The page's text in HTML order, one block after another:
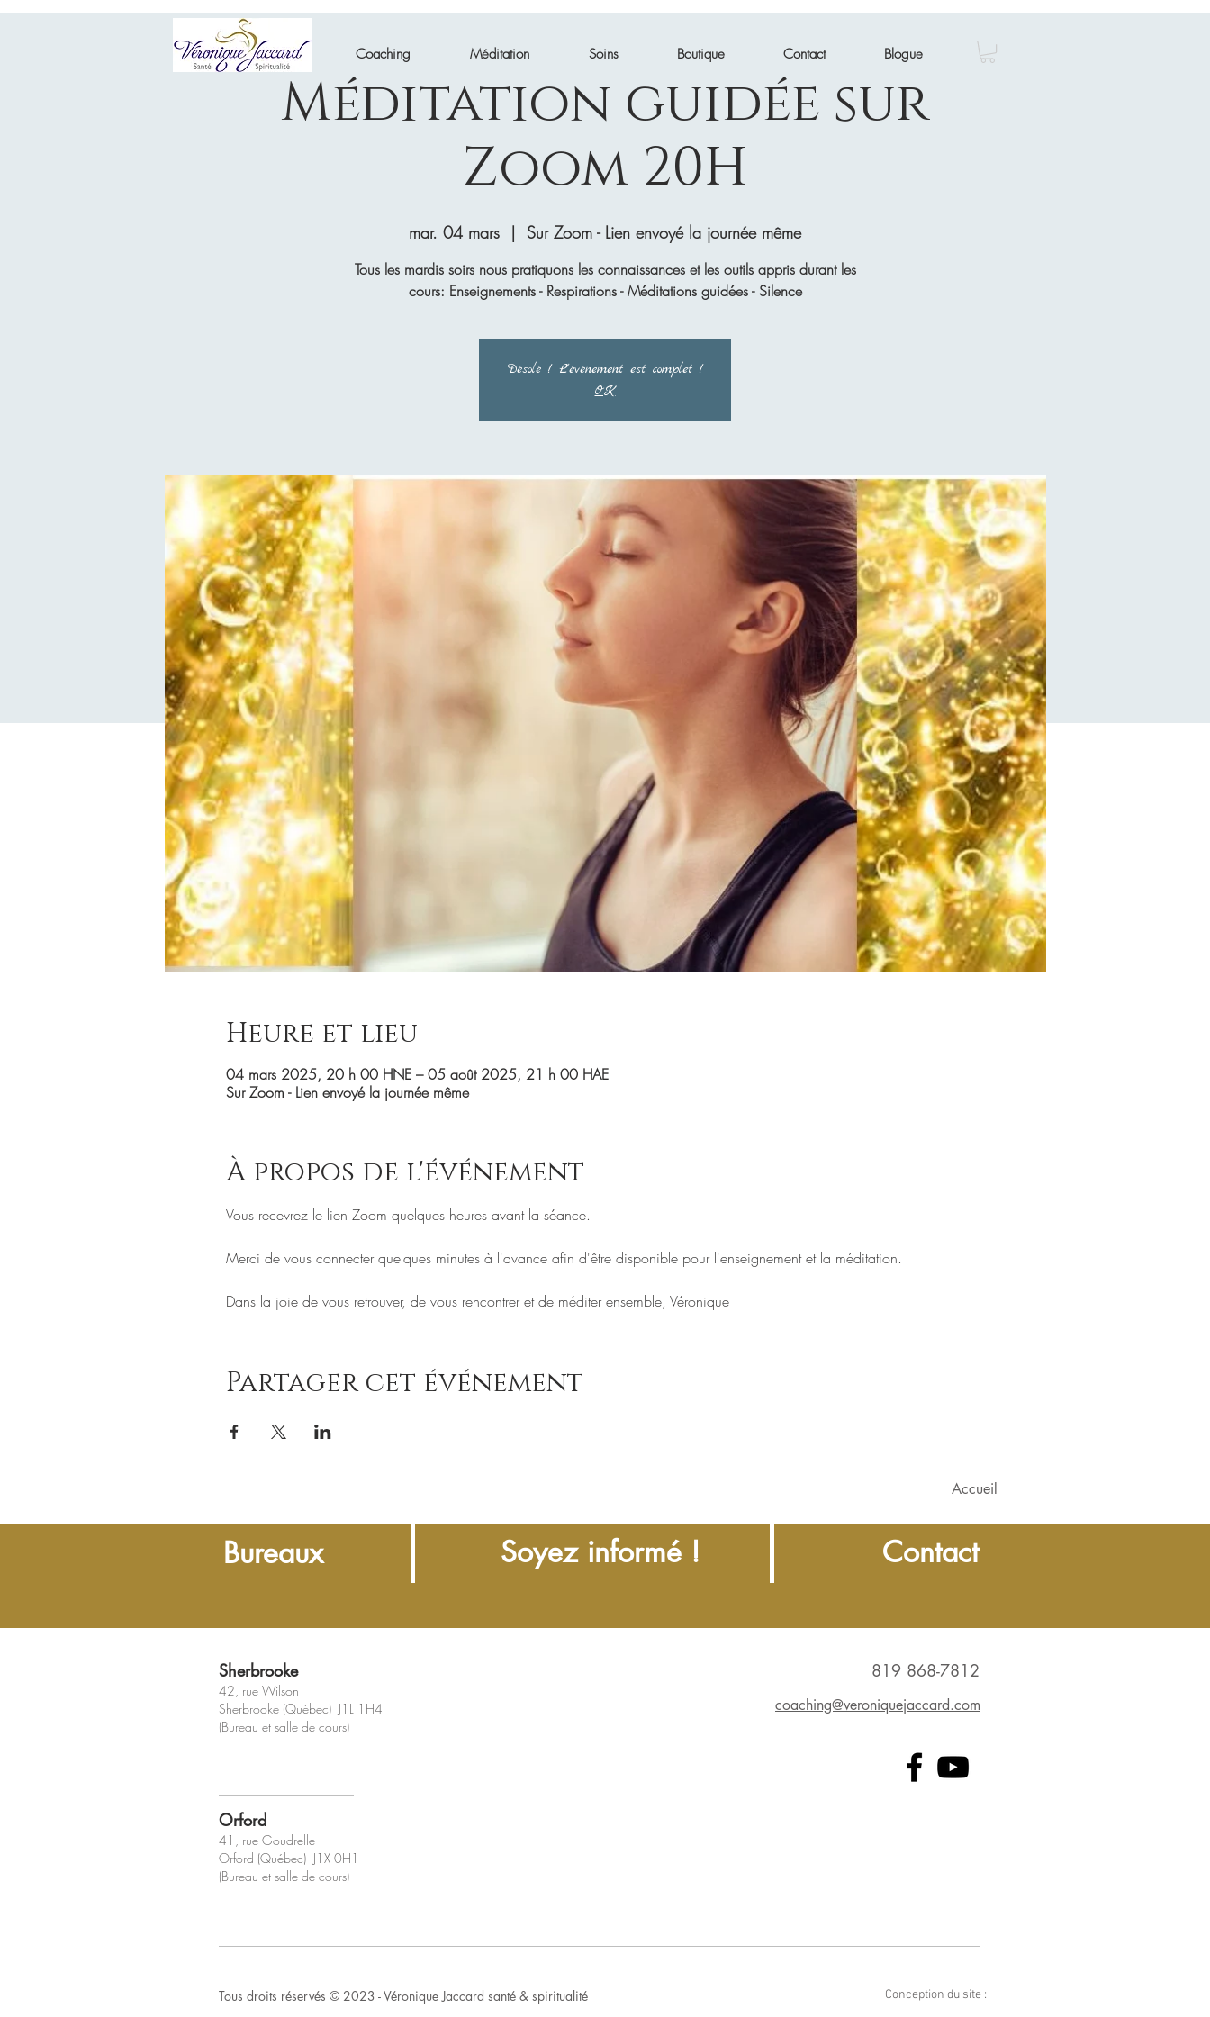
Coaching Méditation Soins Boutique Contact Blogue
Méditation guidée sur
Zoom 20H
mar. 04 mars
  |
Sur Zoom - Lien envoyé la journée même
Tous les mardis soirs nous pratiquons les connaissances et les outils appris durant les
cours: Enseignements - Respirations - Méditations guidées - Silence
Désolé ! L'événement est complet !
OK
Heure et lieu
04 mars 2025, 20 h 00 HNE – 05 août 2025, 21 h 00 HAE
Sur Zoom - Lien envoyé la journée même
À propos de l'événement
Vous recevrez le lien Zoom quelques heures avant la séance.
Merci de vous connecter quelques minutes à l'avance afin d'être disponible pour l'enseignement et la méditation.
Dans la joie de vous retrouver, de vous rencontrer et de méditer ensemble, Véronique
Partager cet événement
Accueil
Bureaux Soyez informé ! Contact
Sherbrooke
42, rue Wilson
Sherbrooke (Québec) J1L 1H4
(Bureau et salle de cours)
Orford
41, rue Goudrelle
Orford (Québec) J1X 0H1
(Bureau et salle de cours)
819 868-7812
coaching@veroniquejaccard.com
Tous droits réservés © 2023 - Véronique Jaccard santé & spiritualité Conception du site :